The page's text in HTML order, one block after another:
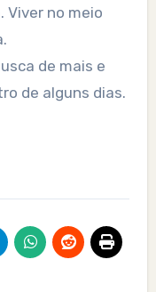
Viver no meio
de mais e
de alguns dias.